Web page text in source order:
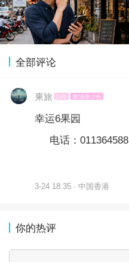
全部评论
柬旅 LV6 柬埔寨少校
幸运6果园
电话：011364588
3-24 18:35 · 中国香港
你的热评